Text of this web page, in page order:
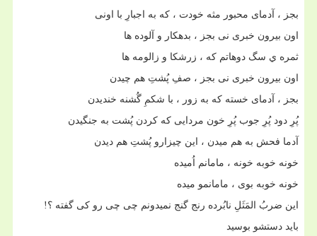
بجز ، آدمای محبور مثه خودت ، که به اجبارِ با اونی
اون بیرون خبری نی بجز ، بدهکار و آلوده ها
ثمره ي سگ دوهاتم که ، زرشکا و زالومه ها
اون بیرون خبری نی بجز ، صفِ پُشتِ هم چیدن
بجز ، آدمای خسته که به زور ، با شکمِ گُشنه خندیدن
پُرِ دود پُرِ جوب پُرِ خون مردایی که کردن پُشت به جنگیدن
آدما فحش به هم میدن ، این چیزارو پُشتِ هم دیدن
خونه خوبه خونه ، مامانم اُمیده
خونه خوبه بوی ، مامانمو میده
این ضربُ المَثَلِ نابُرده رنج گنج نمیدونم چی چی رو کی گفته ؟ !
باید دستشو بوسید